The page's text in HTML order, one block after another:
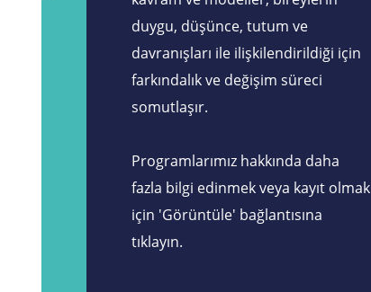
duygu, düşünce, tutum ve
davranışları ile ilişkilendirildiği için
farkındalık ve değişim süreci
somutlaşır.
Programlarımız hakkında daha
fazla bilgi edinmek veya kayıt olmak
için 'Görüntüle' bağlantısına
tıklayın.